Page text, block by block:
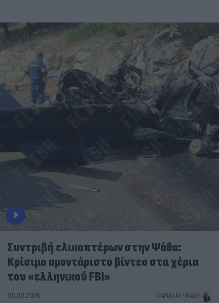
Συντριβή ελικοπτέρων στην Ψάθα:
Κρίσιμο αμοντάριστο βίντεο στα χέρια
του «ελληνικού FBI»
06.08.2026 ΜΑΡΊΑ ΚΑΤΡΙΝΆΚΗ